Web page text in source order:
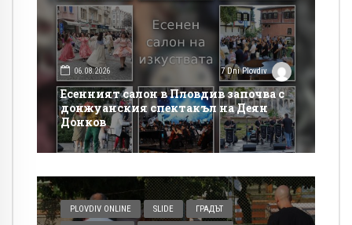
06.08.2026 7 Dni Plovdiv
Есенният салон в Пловдив започва с
донжуанския спектакъл на Деян
Донков
PLOVDIV ONLINE SLIDE ГРАДЪТ